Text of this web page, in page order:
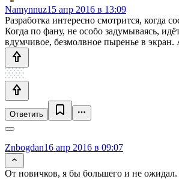
Namynnuz15 апр 2016 в 13:09
Разработка интересно смотрится, когда
Когда по фану, не особо задумываясь,
вдумчивое, безмолвное пыренье в
Ответить
Znbogdan16 апр 2016 в 09:07
От новичков, я бы большего и не ожидал.